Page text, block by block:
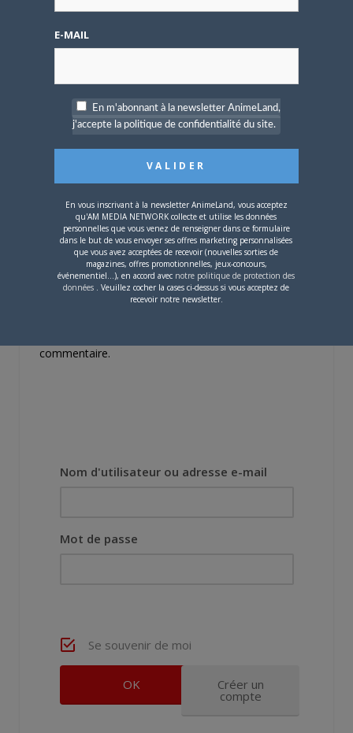
4 AOÛT 2026
Une nouvelle série TV
pour 2027
4 JUILLET 2026
[Entretien] Mokochan : «
Lors des prémices du
projet, il était déjà
demandé de suivre au
mieux le manga
originel.»
commentaire.
Nom d'utilisateur ou adresse e-mail
Mot de passe
Se souvenir de moi
Créer un
compte
E-MAIL
En m'abonnant à la newsletter AnimeLand,
j'accepte la politique de confidentialité du site.
En vous inscrivant à la newsletter AnimeLand, vous acceptez
qu'AM MEDIA NETWORK collecte et utilise les données
personnelles que vous venez de renseigner dans ce formulaire
dans le but de vous envoyer ses offres marketing personnalisées
que vous avez acceptées de recevoir (nouvelles sorties de
magazines, offres promotionnelles, jeux-concours,
événementiel...), en accord avec notre politique de protection des
données . Veuillez cocher la cases ci-dessus si vous acceptez de
recevoir notre newsletter.